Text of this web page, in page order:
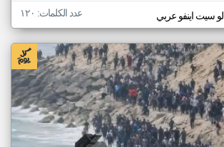
لو سيت اينفو عربي عدد الكلمات: ١٢٠